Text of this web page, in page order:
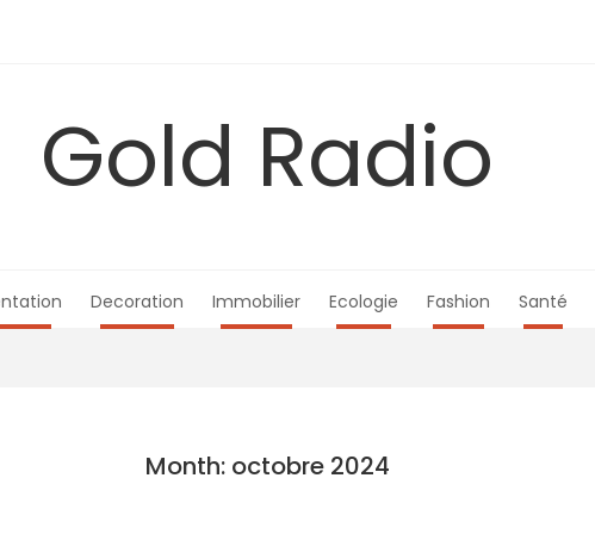
Gold Radio
Decoration Immobilier Ecologie Fashion Santé
Month: octobre 2024